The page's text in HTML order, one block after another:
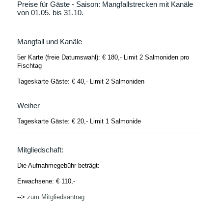
Preise für Gäste - Saison: Mangfallstrecken mit Kanäle
von 01.05. bis 31.10.
Mangfall und Kanäle
5er Karte (freie Datumswahl): € 180,- Limit 2 Salmoniden pro
Fischtag
Tageskarte Gäste: € 40,- Limit 2 Salmoniden
Weiher
Tageskarte Gäste: € 20,- Limit 1 Salmonide
Mitgliedschaft:
Die Aufnahmegebühr beträgt:
Erwachsene: € 110,-
--> zum Mitgliedsantrag